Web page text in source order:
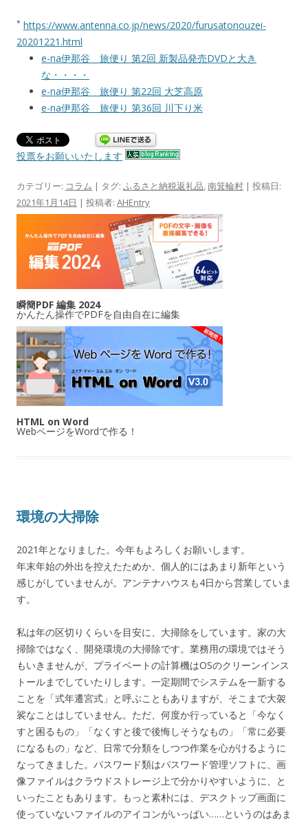
* https://www.antenna.co.jp/news/2020/furusatonouzei-
20201221.html
e-na伊那谷 旅便り 第2回 新製品発売DVDと大き
な・・・・
e-na伊那谷 旅便り 第22回 大芝高原
e-na伊那谷 旅便り 第36回 川下り米
投票をお願いいたします
カテゴリー: コラム | タグ: ふるさと納税返礼品,南箕輪村 | 投稿日:
2021年1月14日 | 投稿者: AHEntry
瞬簡PDF 編集 2024
かんたん操作でPDFを自由自在に編集
HTML on Word
WebページをWordで作る！
環境の大掃除
2021年となりました。今年もよろしくお願いします。
年末年始の外出を控えたためか、個人的にはあまり新年という
感じがしていませんが。アンテナハウスも4日から営業していま
す。
私は年の区切りくらいを目安に、大掃除をしています。家の大
掃除ではなく、開発環境の大掃除です。業務用の環境ではそう
もいきませんが、プライベートの計算機はOSのクリーンインス
トールまでしていたりします。一定期間でシステムを一新する
ことを「式年遷宮式」と呼ぶこともありますが、そこまで大袈
裟なことはしていません。ただ、何度か行っていると「今なく
すと困るもの」「なくすと後で後悔しそうなもの」「常に必要
になるもの」など、日常で分類をしつつ作業を心がけるように
なってきました。パスワード類はパスワード管理ソフトに、画
像ファイルはクラウドストレージ上で分かりやすいように、と
いったこともあります。もっと素朴には、デスクトップ画面に
使っていないファイルのアイコンがいっぱい……というのはあま